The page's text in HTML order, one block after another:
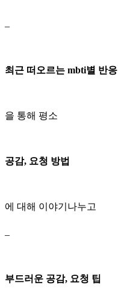
–
최근 떠오르는 mbti별 반응
을 통해 평소
공감, 요청 방법
에 대해 이야기나누고
–
부드러운 공감, 요청 팁